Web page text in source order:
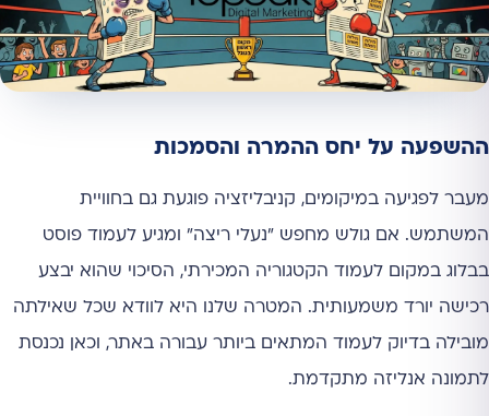
ההשפעה על יחס ההמרה והסמכות
מעבר לפגיעה במיקומים, קניבליזציה פוגעת גם בחוויית
המשתמש. אם גולש מחפש "נעלי ריצה" ומגיע לעמוד פוסט
בבלוג במקום לעמוד הקטגוריה המכירתי, הסיכוי שהוא יבצע
רכישה יורד משמעותית. המטרה שלנו היא לוודא שכל שאילתה
מובילה בדיוק לעמוד המתאים ביותר עבורה באתר, וכאן נכנסת
לתמונה אנליזה מתקדמת.